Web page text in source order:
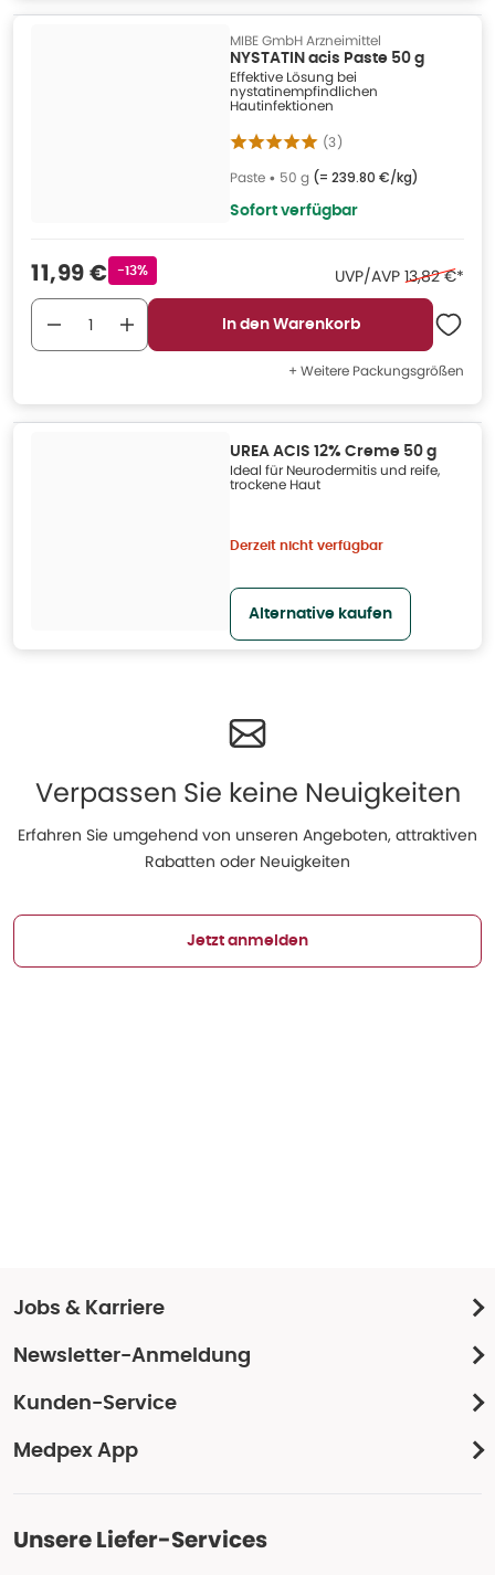
MIBE GmbH Arzneimittel
NYSTATIN acis Paste 50 g
Effektive Lösung bei
nystatinempfindlichen
Hautinfektionen
(3)
Paste • 50 g (= 239.80 €/kg)
Sofort verfügbar
Verkaufspreis
11,99 € Rabattstempel
-13% UVP/AVP Ehemaliger
13,82 €*
In den Warenkorb
+ Weitere Packungsgrößen
UREA ACIS 12% Creme 50 g
Ideal für Neurodermitis und reife,
trockene Haut
Derzeit nicht verfügbar
Alternative kaufen
Verpassen Sie keine Neuigkeiten
Erfahren Sie umgehend von unseren Angeboten, attraktiven
Rabatten oder Neuigkeiten
Jetzt anmelden
Jobs & Karriere
Newsletter-Anmeldung
Kunden-Service
Medpex App
Unsere Liefer-Services